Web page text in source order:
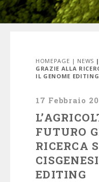
HOMEPAGE | NEWS
GRAZIE ALLA
IL GENOME EDITING
17 Febbraio
FUTURO
RICERCA
EDITING